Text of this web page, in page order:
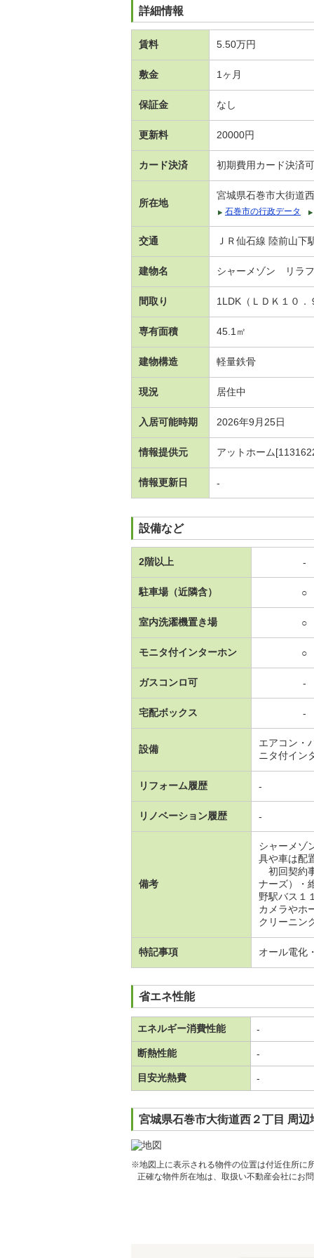
詳細情報
賃料 5.50万円
敷金 1ヶ月
保証金 なし
更新料 20000円
カード決済 初期費用カード決済可
所在地
宮城県石巻市大街道
石巻市の行政データ
交通 ＪＲ仙石線 陸前山下
建物名 シャーメゾン リラ
間取り 1LDK（ＬＤＫ１０
専有面積 45.1㎡
建物構造 軽量鉄骨
現況 居住中
入居可能時期 2026年9月25日
情報提供元 アットホーム
情報更新日 -
設備など
2階以上 -
駐車場（近隣含） ○
室内洗濯機置き場 ○
モニタ付インターホン ○
ガスコンロ可 -
宅配ボックス -
設備
エアコン・
ニタ付イン
リフォーム履歴 -
リノベーション履歴 -
備考
シャーメゾ
具や車は配
初回契約
ナーズ）・
野駅バス１
カメラやホ
クリーニン
特記事項 オール電化
省エネ性能
エネルギー消費性能 -
断熱性能 -
目安光熱費 -
宮城県石巻市大街道西２丁目 周辺
※地図上に表示される物件の位置は付近住所に
正確な物件所在地は、取扱い不動産会社にお